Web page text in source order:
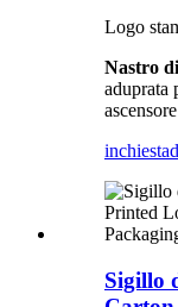
Logo
Nastro
aduprata
inchiesta
Sigillo